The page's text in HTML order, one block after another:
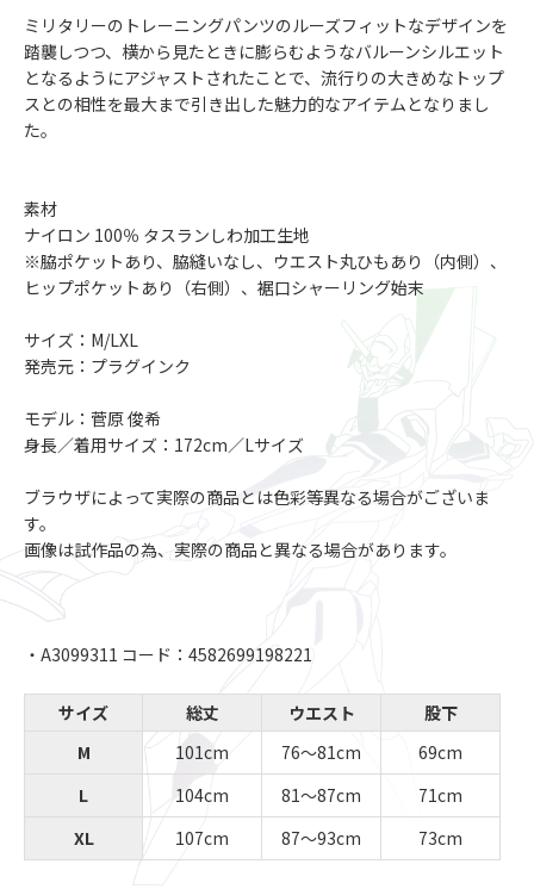
ミリタリーのトレーニングパンツのルーズフィットなデザインを
踏襲しつつ、横から見たときに膨らむようなバルーンシルエット
となるようにアジャストされたことで、流行りの大きめなトップ
スとの相性を最大まで引き出した魅力的なアイテムとなりまし
た。
素材
ナイロン 100％ タスランしわ加工生地
※脇ポケットあり、脇縫いなし、ウエスト丸ひもあり（内側）、
ヒップポケットあり（右側）、裾口シャーリング始末
サイズ：M/LXL
発売元：プラグインク
モデル：菅原 俊希
身長／着用サイズ：172cm／Lサイズ
ブラウザによって実際の商品とは色彩等異なる場合がございま
す。
画像は試作品の為、実際の商品と異なる場合があります。
・A3099311 コード：4582699198221
サイズ 総丈 ウエスト
股下
M
101cm 76～81cm
69cm
L
104cm 81～87cm
71cm
XL
107cm 87～93cm 73cm